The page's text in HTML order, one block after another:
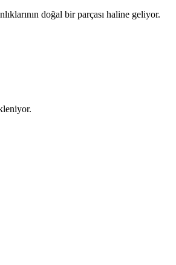
doğal bir parçası haline geliyor.